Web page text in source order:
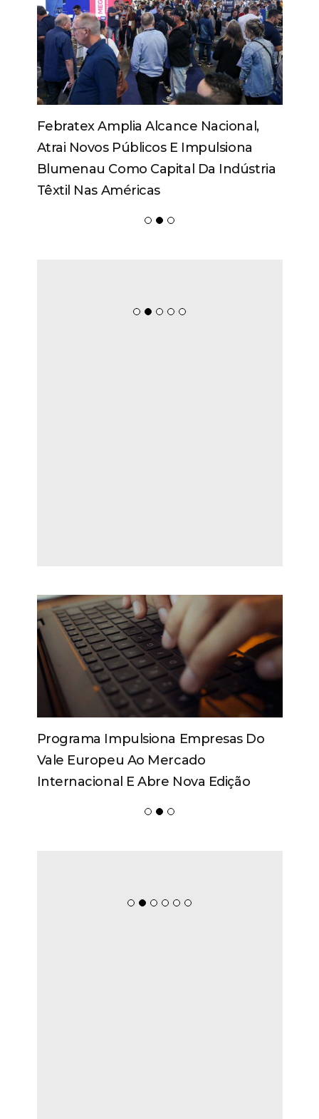
Febratex Amplia Alcance Nacional,
Atrai Novos Públicos E Impulsiona
Blumenau Como Capital Da Indústria
Têxtil Nas Américas
Programa Impulsiona Empresas Do
Vale Europeu Ao Mercado
Internacional E Abre Nova Edição